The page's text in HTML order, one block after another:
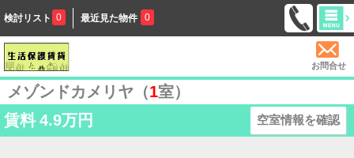
検討リスト 0 最近見た物件 0
お問合せ
メゾンドカメリヤ（1室）
賃料 4.9万円 空室情報を確認